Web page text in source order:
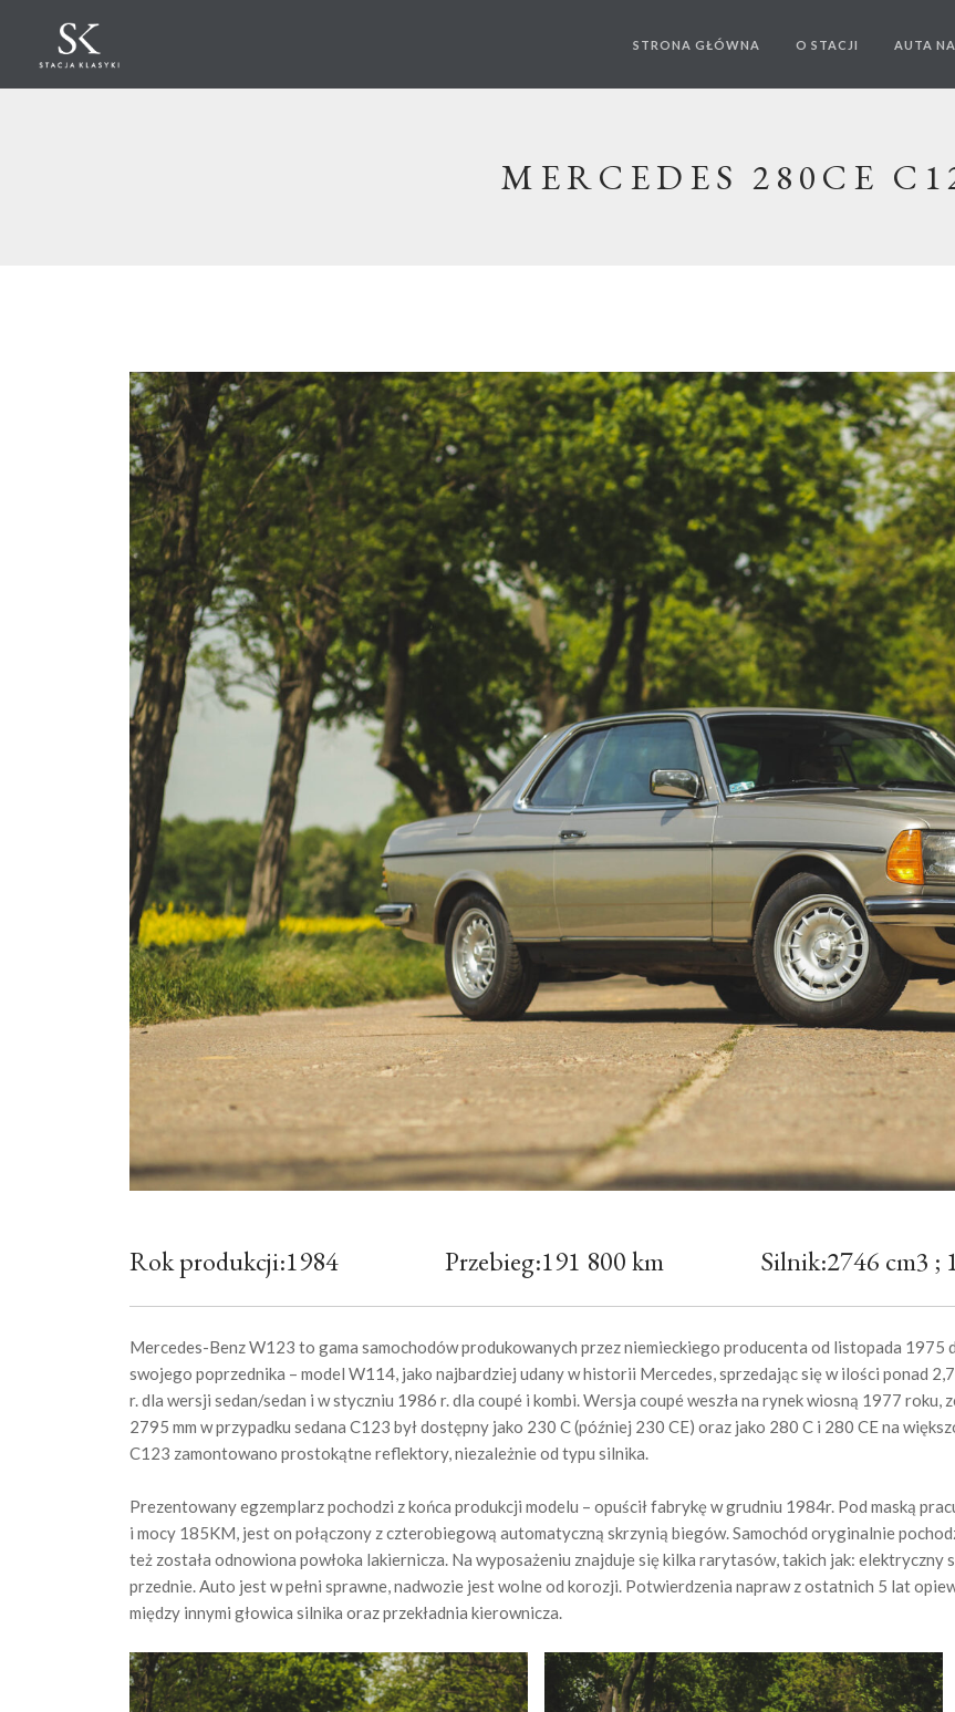
STRONA GŁÓWNA O STACJI AUTA
MERCEDES 280CE
Rok produkcji:1984 Przebieg:191 800 km Silnik:2746 cm3 ;
Mercedes-Benz W123 to gama samochodów produkowanych przez niemieckiego producenta od listopada
swojego poprzednika – model W114, jako najbardziej udany w historii Mercedes, sprzedając się w ilości ponad
r. dla wersji sedan/sedan i w styczniu 1986 r. dla coupé i kombi. Wersja coupé weszła na rynek wiosną 1977
2795 mm w przypadku sedana C123 był dostępny jako 230 C (później 230 CE) oraz jako 280 C i 280 CE na
C123 zamontowano prostokątne reflektory, niezależnie od typu silnika.
Prezentowany egzemplarz pochodzi z końca produkcji modelu – opuścił fabrykę w grudniu 1984r. Pod maską
i mocy 185KM, jest on połączony z czterobiegową automatyczną skrzynią biegów. Samochód oryginalnie
też została odnowiona powłoka lakiernicza. Na wyposażeniu znajduje się kilka rarytasów, takich jak:
przednie. Auto jest w pełni sprawne, nadwozie jest wolne od korozji. Potwierdzenia napraw z ostatnich 5 lat
między innymi głowica silnika oraz przekładnia kierownicza.